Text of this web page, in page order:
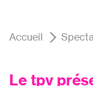
Accueil
Le tpv